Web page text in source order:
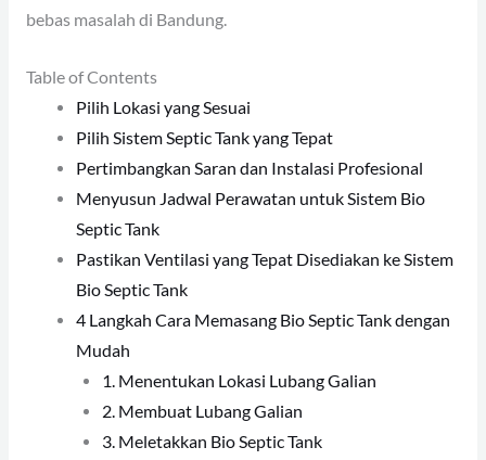
bebas masalah di Bandung.
Table of Contents
Pilih Lokasi yang Sesuai
Pilih Sistem Septic Tank yang Tepat
Pertimbangkan Saran dan Instalasi Profesional
Menyusun Jadwal Perawatan untuk Sistem Bio
Septic Tank
Pastikan Ventilasi yang Tepat Disediakan ke Sistem
Bio Septic Tank
4 Langkah Cara Memasang Bio Septic Tank dengan
Mudah
1. Menentukan Lokasi Lubang Galian
2. Membuat Lubang Galian
3. Meletakkan Bio Septic Tank